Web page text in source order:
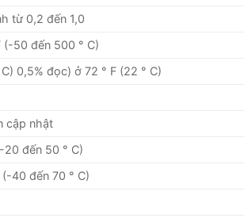
từ 0,2 đến 1,0
(-50 đến 500 ° C)
0,5% đọc) ở 72 ° F (22 ° C)
cập nhật
20 đến 50 ° C)
40 đến 70 ° C)